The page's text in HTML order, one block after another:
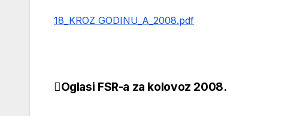
18_KROZ GODINU_A_2008.pdf
Navigacija
Oglasi FSR-a za kolovoz 2008.